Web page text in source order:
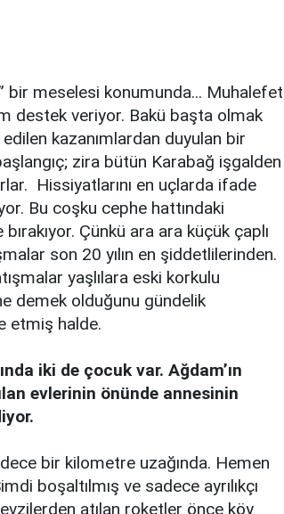
bir meselesi konumunda... Muhalefet
destek veriyor. Bakü başta olmak
kazanımlardan duyulan bir
zira bütün Karabağ işgalden
Hissiyatlarını en uçlarda ifade
Bu coşku cephe hattındaki
Çünkü ara ara küçük çaplı
son 20 yılın en şiddetlilerinden.
yaşlılara eski korkulu
demek olduğunu gündelik
etmiş halde.
iki de çocuk var. Ağdam’ın
evlerinin önünde annesinin
bir kilometre uzağında. Hemen
boşaltılmış ve sadece ayrılıkçı
atılan roketler önce köy